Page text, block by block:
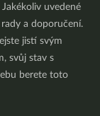
uvedené
a doporučení.
jistí svým
svůj stav s
berete toto